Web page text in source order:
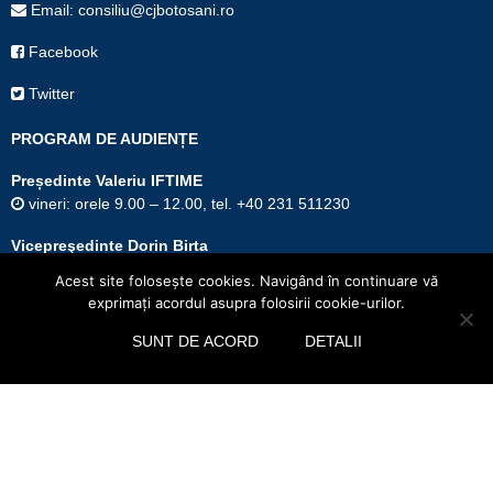
Email: consiliu@cjbotosani.ro
Facebook
Twitter
PROGRAM DE AUDIENȚE
Președinte Valeriu IFTIME
vineri: orele 9.00 – 12.00, tel. +40 231 511230
Vicepreşedinte Dorin Birta
Vicepreședinte Constantin Bursuc
marți: orele 9.00 – 12.00, tel. +40 231 511280
Acest site foloseşte cookies. Navigând în continuare vă
exprimaţi acordul asupra folosirii cookie-urilor.
SUNT DE ACORD DETALII